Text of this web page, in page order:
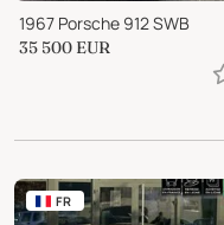
1967 Porsche 912 SWB
35 500 EUR
FR